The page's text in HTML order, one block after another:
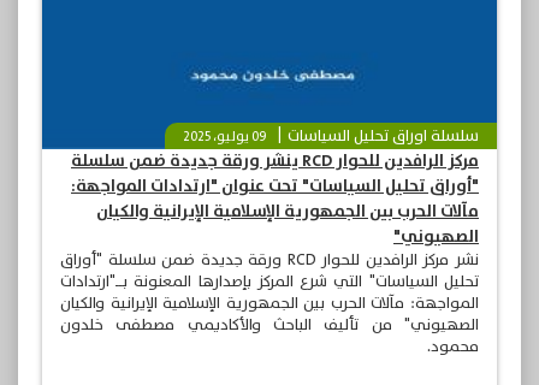
سلسلة اوراق تحليل السياسات 09 يوليو، 2025
مركز الرافدين للحوار RCD ينشر ورقة جديدة ضمن سلسلة
"أوراق تحليل السياسات" تحت عنوان "ارتدادات المواجهة:
مآلات الحرب بين الجمهورية الإسلامية الإيرانية والكيان
الصهيوني"
نشر مركز الرافدين للحوار RCD ورقة جديدة ضمن سلسلة "أوراق
تحليل السياسات" التي شرع المركز بإصدارها المعنونة بــ"ارتدادات
المواجهة: مآلات الحرب بين الجمهورية الإسلامية الإيرانية والكيان
الصهيوني" من تأليف الباحث والأكاديمي مصطفى خلدون
محمود.